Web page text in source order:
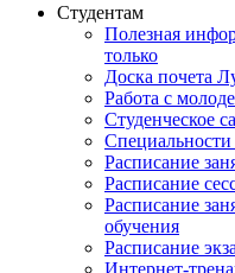
Студентам
Полезная
только
Доска почета
Работа с
Студенческое
Специальности
Расписание
Расписание
Расписание
обучения
Расписание
Интернет-